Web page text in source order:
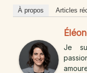
À propos Articles
Je